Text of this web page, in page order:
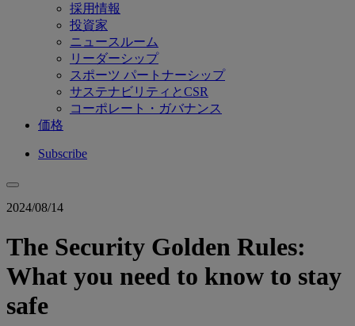
採用情報
投資家
ニュースルーム
リーダーシップ
スポーツ パートナーシップ
サステナビリティとCSR
コーポレート・ガバナンス
価格
Subscribe
2024/08/14
The Security Golden Rules:
What you need to know to stay
safe